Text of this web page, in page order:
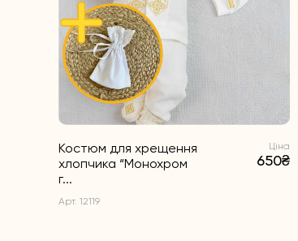
Костюм для хрещення
хлопчика “Монохром
г...
Арт. 12119
Ціна
650₴